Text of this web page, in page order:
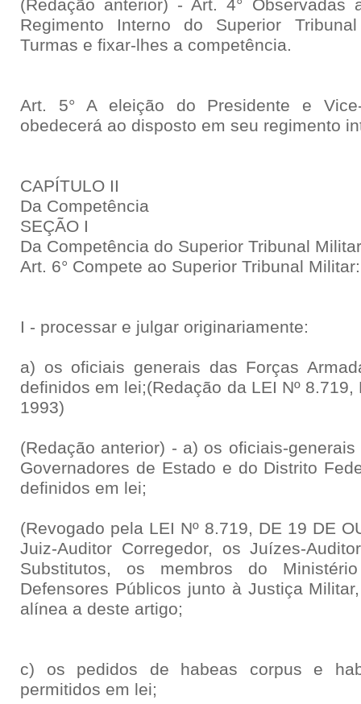
(Redação anterior) - Art. 4° Observadas
Regimento Interno do Superior
Turmas e fixar-lhes a competência.
Art. 5° A eleição do Presidente e
obedecerá ao disposto em seu regimento
CAPÍTULO II
Da Competência
SEÇÃO I
Da Competência do Superior Tribunal Militar
Art. 6° Compete ao Superior Tribunal Militar:
I - processar e julgar originariamente:
a) os oficiais generais das Forças
definidos em lei;(Redação da LEI Nº 8.719,
1993)
(Redação anterior) - a) os oficiais-
Governadores de Estado e do Distrito
definidos em lei;
(Revogado pela LEI Nº 8.719, DE 19 DE
Juiz-Auditor Corregedor, os Juízes-
Substitutos, os membros do
Defensores Públicos junto à Justiça
alínea a deste artigo;
c) os pedidos de habeas corpus e
permitidos em lei;